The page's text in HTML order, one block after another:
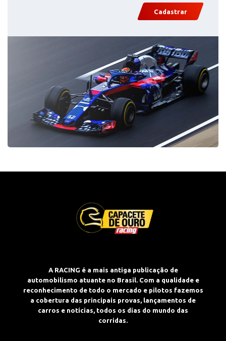
Cadastrar
A RACING é a mais antiga publicação de
automobilismo atuante no Brasil. Com a qualidade e
reconhecimento de todo o mercado e pilotos fazemos
a cobertura das principais provas, lançamentos de
carros e notícias, todos os dias do mundo das
corridas.